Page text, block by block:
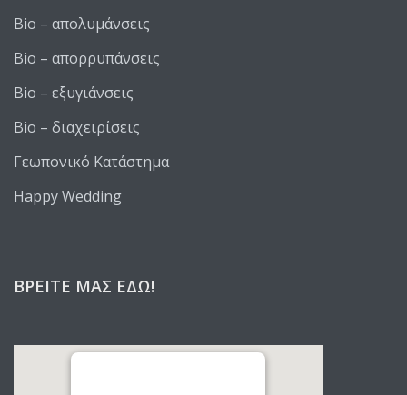
Bio – απολυμάνσεις
Bio – απορρυπάνσεις
Bio – εξυγιάνσεις
Bio – διαχειρίσεις
Γεωπονικό Κατάστημα
Happy Wedding
ΒΡΕΊΤΕ ΜΑΣ ΕΔΏ!